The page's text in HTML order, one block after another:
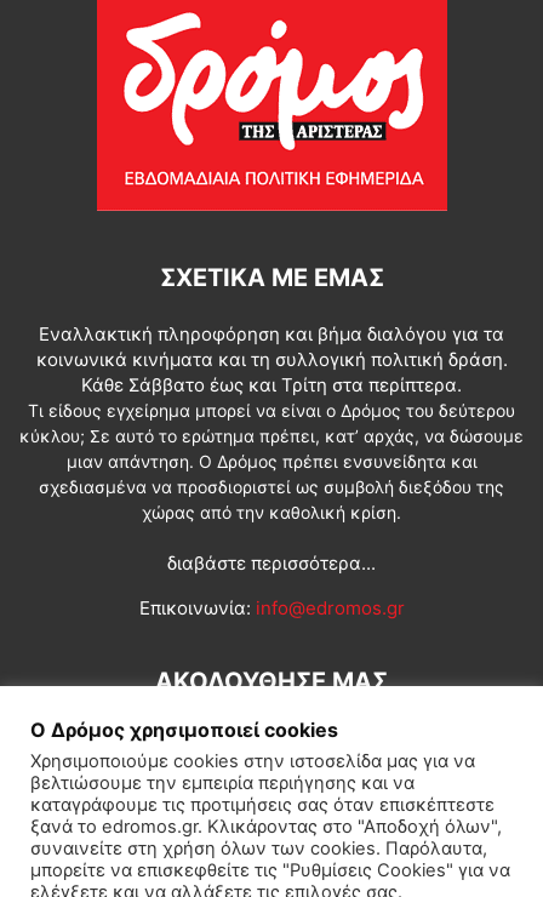
ΣΧΕΤΙΚΆ ΜΕ ΕΜΆΣ
Εναλλακτική πληροφόρηση και βήμα διαλόγου για τα
κοινωνικά κινήματα και τη συλλογική πολιτική δράση.
Κάθε Σάββατο έως και Τρίτη στα περίπτερα.
Τι είδους εγχείρημα μπορεί να είναι ο Δρόμος του δεύτερου
κύκλου; Σε αυτό το ερώτημα πρέπει, κατ’ αρχάς, να δώσουμε
μιαν απάντηση. Ο Δρόμος πρέπει ενσυνείδητα και
σχεδιασμένα να προσδιοριστεί ως συμβολή διεξόδου της
χώρας από την καθολική κρίση.
διαβάστε περισσότερα...
Επικοινωνία: info@edromos.gr
ΑΚΟΛΟΥΘΗΣΕ ΜΑΣ
Εγγραφή συνδρομητή Πολιτική Διεθνή Κοινωνία
Ο Δρόμος χρησιμοποιεί cookies
Χρησιμοποιούμε cookies στην ιστοσελίδα μας για να
βελτιώσουμε την εμπειρία περιήγησης και να
καταγράφουμε τις προτιμήσεις σας όταν επισκέπτεστε
ξανά το edromos.gr. Κλικάροντας στο "Αποδοχή όλων",
συναινείτε στη χρήση όλων των cookies. Παρόλαυτα,
μπορείτε να επισκεφθείτε τις "Ρυθμίσεις Cookies" για να
ελέγξετε και να αλλάξετε τις επιλογές σας.